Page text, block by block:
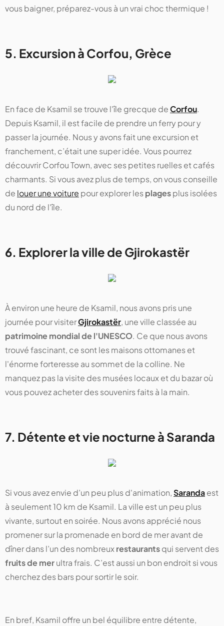
vous baigner, préparez-vous à un vrai choc thermique !
5. Excursion à Corfou, Grèce
En face de Ksamil se trouve l'île grecque deCorfou.
Depuis Ksamil, il est facile de prendre un ferry pour y
passer la journée. Nous y avons fait une excursion et
franchement, c’était une super idée. Vous pourrez
découvrir Corfou Town, avec ses petites ruelles et cafés
charmants. Si vous avez plus de temps, on vous conseille
de louer une voiture pour explorer lesplagesplus isolées
du nord de l'île.
6. Explorer la ville de Gjirokastër
À environ une heure de Ksamil, nous avons pris une
journée pour visiterGjirokastër, une ville classée au
patrimoine mondial de l'UNESCO. Ce que nous avons
trouvé fascinant, ce sont les maisons ottomanes et
l'énorme forteresse au sommet de la colline. Ne
manquez pas la visite des musées locaux et du bazar où
vous pouvez acheter des souvenirs faits à la main.
7. Détente et vie nocturne à Saranda
Si vous avez envie d’un peu plus d'animation,Sarandaest
à seulement 10 km de Ksamil. La ville est un peu plus
vivante, surtout en soirée. Nous avons apprécié nous
promener sur la promenade en bord de mer avant de
dîner dans l’un des nombreuxrestaurantsqui servent des
fruits de merultra frais. C’est aussi un bon endroit si vous
cherchez des bars pour sortir le soir.
En bref, Ksamil offre un bel équilibre entre détente,